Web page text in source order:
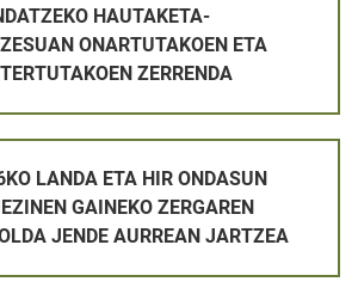
HAUTAKETA-
ONARTUTAKOEN ETA
ZERRENDA
LANDA ETA HIR ONDASUN
GAINEKO ZERGAREN
JENDE AURREAN JARTZEA